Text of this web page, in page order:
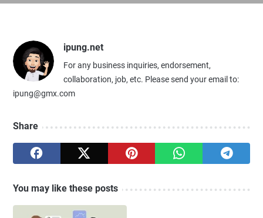
ipung.net
For any business inquiries, endorsement,
collaboration, job, etc. Please send your email to:
ipung@gmx.com
Share
You may like these posts